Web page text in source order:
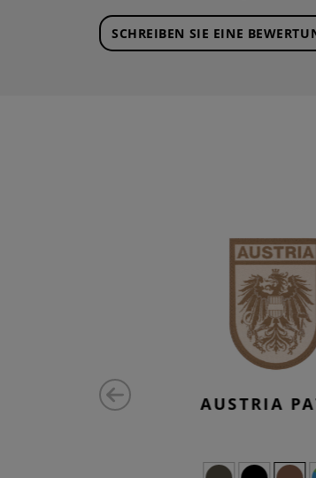
SCHREIBEN SIE EINE
AUSTRIA